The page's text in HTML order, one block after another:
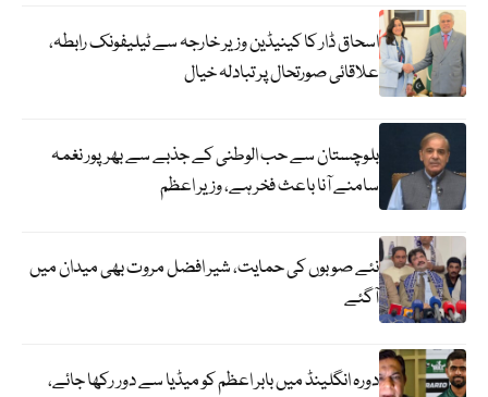
اسحاق ڈار کا کینیڈین وزیر خارجہ سے ٹیلیفونک رابطہ،
علاقائی صورتحال پر تبادلہ خیال
بلوچستان سے حب الوطنی کے جذبے سے بھرپور نغمہ
سامنے آنا باعث فخر ہے، وزیر اعظم
نئے صوبوں کی حمایت، شیر افضل مروت بھی میدان میں
آگئے
دورہ انگلینڈ میں بابر اعظم کو میڈیا سے دور رکھا جائے،